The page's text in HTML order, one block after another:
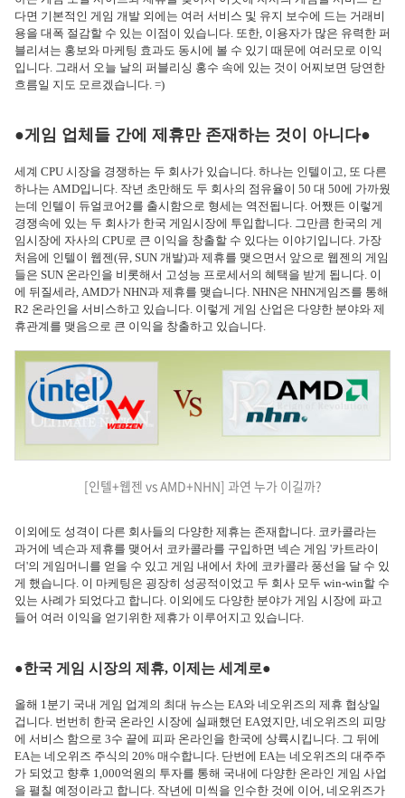
다면 기본적인 게임 개발 외에는 여러 서비스 및 유지 보수에 드는 거래비
용을 대폭 절감할 수 있는 이점이 있습니다. 또한, 이용자가 많은 유력한 퍼
블리셔는 홍보와 마케팅 효과도 동시에 볼 수 있기 때문에 여러모로 이익
입니다. 그래서 오늘 날의 퍼블리싱 홍수 속에 있는 것이 어찌보면 당연한
흐름일 지도 모르겠습니다. =)
●게임 업체들 간에 제휴만 존재하는 것이 아니다●
세계 CPU 시장을 경쟁하는 두 회사가 있습니다. 하나는 인텔이고, 또 다른
하나는 AMD입니다. 작년 초만해도 두 회사의 점유율이 50 대 50에 가까웠
는데 인텔이 듀얼코어2를 출시함으로 형세는 역전됩니다. 어쨌든 이렇게
경쟁속에 있는 두 회사가 한국 게임시장에 투입합니다. 그만큼 한국의 게
임시장에 자사의 CPU로 큰 이익을 창출할 수 있다는 이야기입니다. 가장
처음에 인텔이 웹젠(뮤, SUN 개발)과 제휴를 맺으면서 앞으로 웹젠의 게임
들은 SUN 온라인을 비롯해서 고성능 프로세서의 혜택을 받게 됩니다. 이
에 뒤질세라, AMD가 NHN과 제휴를 맺습니다. NHN은 NHN게임즈를 통해
R2 온라인을 서비스하고 있습니다. 이렇게 게임 산업은 다양한 분야와 제
휴관계를 맺음으로 큰 이익을 창출하고 있습니다.
[인텔+웹젠 vs AMD+NHN] 과연 누가 이길까?
이외에도 성격이 다른 회사들의 다양한 제휴는 존재합니다. 코카콜라는
과거에 넥슨과 제휴를 맺어서 코카콜라를 구입하면 넥슨 게임 '카트라이
더'의 게임머니를 얻을 수 있고 게임 내에서 차에 코카콜라 풍선을 달 수 있
게 했습니다. 이 마케팅은 굉장히 성공적이었고 두 회사 모두 win-win할 수
있는 사례가 되었다고 합니다. 이외에도 다양한 분야가 게임 시장에 파고
들어 여러 이익을 얻기위한 제휴가 이루어지고 있습니다.
●한국 게임 시장의 제휴, 이제는 세계로●
올해 1분기 국내 게임 업계의 최대 뉴스는 EA와 네오위즈의 제휴 협상일
겁니다. 번번히 한국 온라인 시장에 실패했던 EA였지만, 네오위즈의 피망
에 서비스 함으로 3수 끝에 피파 온라인을 한국에 상륙시킵니다. 그 뒤에
EA는 네오위즈 주식의 20% 매수합니다. 단번에 EA는 네오위즈의 대주주
가 되었고 향후 1,000억원의 투자를 통해 국내에 다양한 온라인 게임 사업
을 펼칠 예정이라고 합니다. 작년에 미씩을 인수한 것에 이어, 네오위즈가